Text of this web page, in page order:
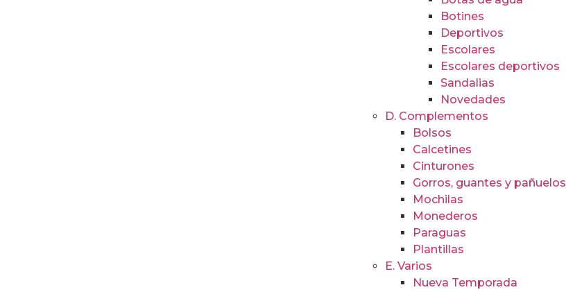
Botines
Deportivos
Escolares
Escolares deportivos
Sandalias
Novedades
D. Complementos
Bolsos
Calcetines
Cinturones
Gorros, guantes y pañuelos
Mochilas
Monederos
Paraguas
Plantillas
E. Varios
Nueva Temporada